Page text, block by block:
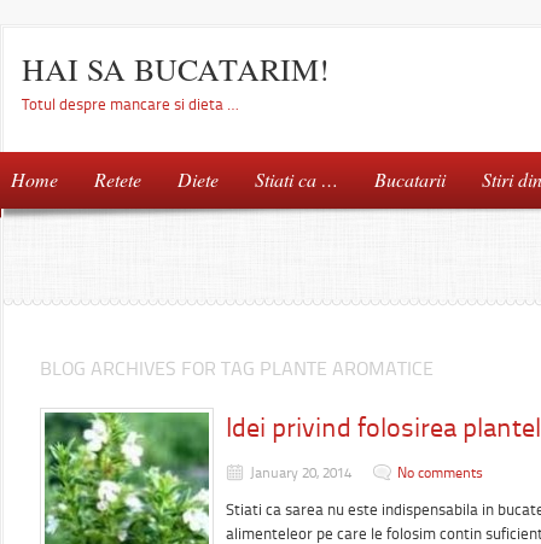
HAI SA BUCATARIM!
Totul despre mancare si dieta …
Home Retete Diete Stiati ca … Bucatarii Stiri
BLOG ARCHIVES FOR TAG PLANTE AROMATICE
Idei privind folosirea
January 20, 2014 No comments
Stiati ca sarea nu este indispensabila in
alimenteleor pe care le folosim contin